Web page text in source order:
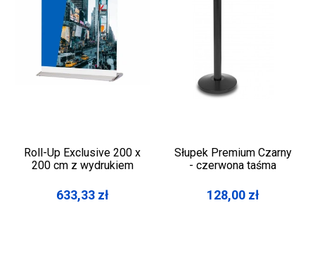
Roll-Up Exclusive 200 x
200 cm z wydrukiem
633,33 zł
Słupek Premium Czarny
- czerwona taśma
128,00 zł